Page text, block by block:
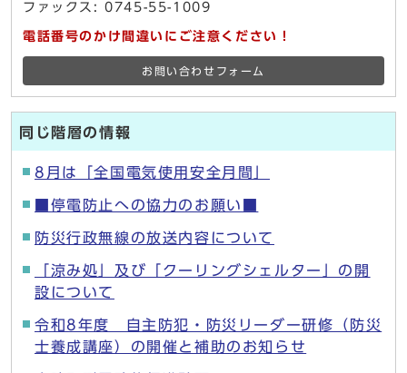
ファックス: 0745-55-1009
電話番号のかけ間違いにご注意ください！
お問い合わせフォーム
同じ階層の情報
8月は「全国電気使用安全月間」
■停電防止への協力のお願い■
防災行政無線の放送内容について
「涼み処」及び「クーリングシェルター」の開
設について
令和8年度 自主防犯・防災リーダー研修（防災
士養成講座）の開催と補助のお知らせ